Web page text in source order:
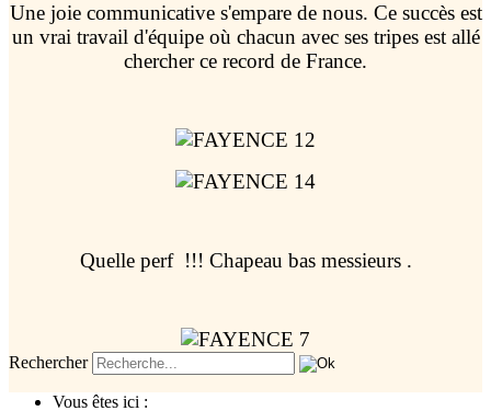
Une joie communicative s'empare de nous. Ce succès est
un vrai travail d'équipe où chacun avec ses tripes est allé
chercher ce record de France.
Quelle perf !!! Chapeau bas messieurs .
Rechercher
Vous êtes ici :